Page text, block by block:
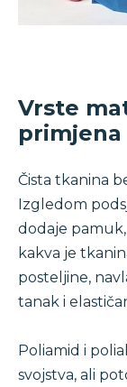
Vrste
primjena
Čista tkanina
Izgledom
dodaje
kakva je
posteljine,
tanak i
Poliamid i
svojstva, ali